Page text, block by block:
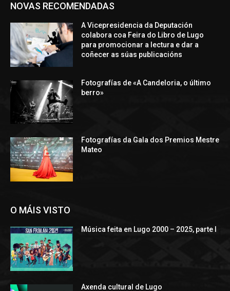
NOVAS RECOMENDADAS
A Vicepresidencia da Deputación
colabora coa Feira do Libro de Lugo
para promocionar a lectura e dar a
coñecer as súas publicacións
Fotografías de «A Candeloria, o último
berro»
Fotografías da Gala dos Premios Mestre
Mateo
O MÁIS VISTO
Música feita en Lugo 2000 – 2025, parte I
Axenda cultural de Lugo